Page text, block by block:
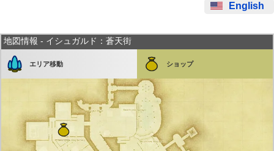
English
地図情報 - イシュガルド：蒼天街
エリア移動 ショップ